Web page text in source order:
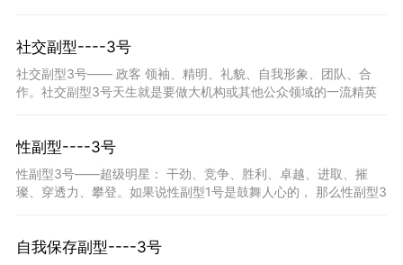
社交副型----3号
社交副型3号—— 政客 领袖、精明、礼貌、自我形象、团队、合
作。社交副型3号天生就是要做大机构或其他公众领域的一流精英
性副型----3号
性副型3号——超级明星： 干劲、竞争、胜利、卓越、进取、摧
璨、穿透力、攀登。如果说性副型1号是鼓舞人心的， 那么性副型3
自我保存副型----3号